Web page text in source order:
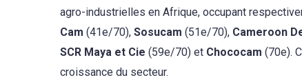
agro-industrielles en Afrique, occupant
Cam (41e/70), Sosucam (51e/70), Cameroon
SCR Maya et Cie (59e/70) et Chococam (70e).
croissance du secteur.